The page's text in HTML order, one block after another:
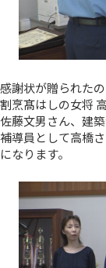
感謝状が贈られた
割烹髙はしの女将
佐藤文男さん、建
補導員として高橋
になります。